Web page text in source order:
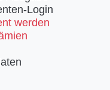
Login
werden